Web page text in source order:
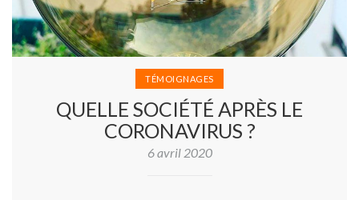
TÉMOIGNAGES
QUELLE SOCIÉTÉ APRÈS LE
CORONAVIRUS ?
6 avril 2020